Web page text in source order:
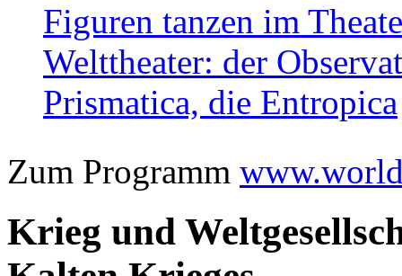
Figuren tanzen im
Welttheater: der
Prismatica, die Entropica
Zum Programm
Krieg und